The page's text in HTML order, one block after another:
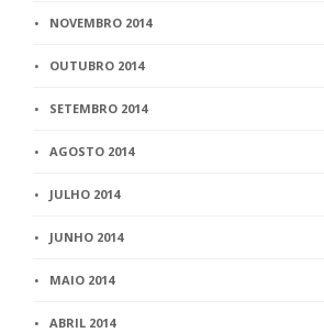
NOVEMBRO 2014
OUTUBRO 2014
SETEMBRO 2014
AGOSTO 2014
JULHO 2014
JUNHO 2014
MAIO 2014
ABRIL 2014